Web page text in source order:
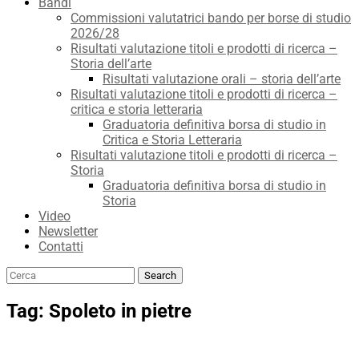
Bandi
Commissioni valutatrici bando per borse di studio
2026/28
Risultati valutazione titoli e prodotti di ricerca –
Storia dell’arte
Risultati valutazione orali – storia dell’arte
Risultati valutazione titoli e prodotti di ricerca –
critica e storia letteraria
Graduatoria definitiva borsa di studio in
Critica e Storia Letteraria
Risultati valutazione titoli e prodotti di ricerca –
Storia
Graduatoria definitiva borsa di studio in
Storia
Video
Newsletter
Contatti
Search
Search
Tag: Spoleto in pietre